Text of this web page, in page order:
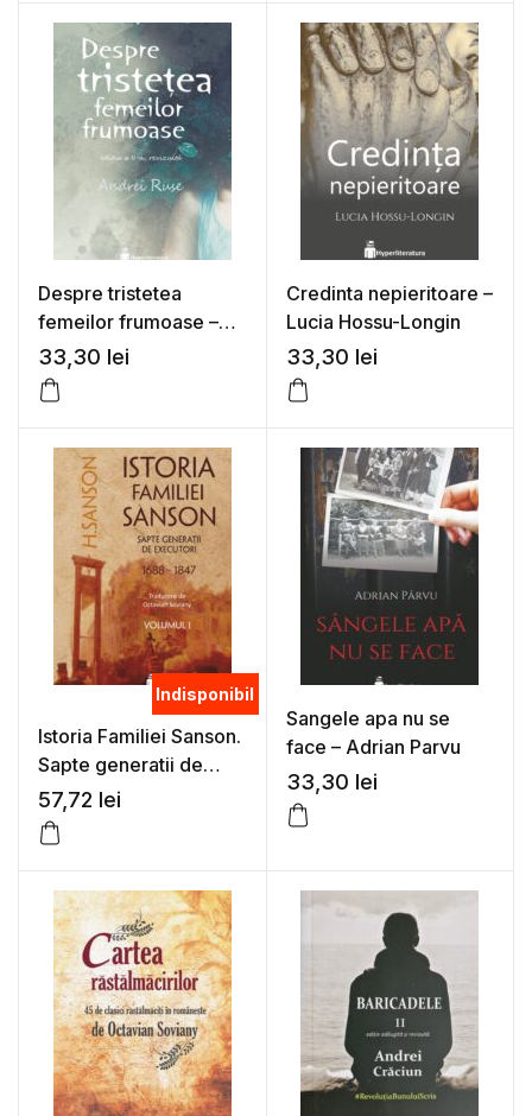
Despre tristetea
femeilor frumoase –
Andrei Ruse
33,30 lei
Credinta nepieritoare –
Lucia Hossu-Longin
33,30 lei
Indisponibil
Istoria Familiei Sanson.
Sapte generatii de
executori (1688 –
1847). Vol. 1 – H.
Sanson
57,72 lei
Sangele apa nu se
face – Adrian Parvu
33,30 lei